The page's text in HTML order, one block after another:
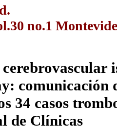
no.1
comunicación
34 casos
de Clínicas